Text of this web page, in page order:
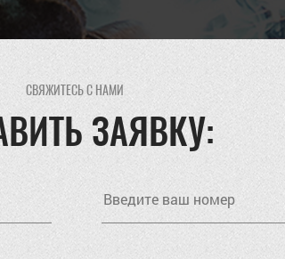
СВЯЖИТЕСЬ С НАМИ
ЗАЯВКУ: